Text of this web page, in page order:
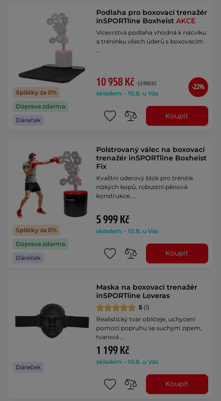
Splátky za 0%
Doprava zdarma
Dáreček
Podlaha pro boxovací trenažér
inSPORTline BoxheistAKCE
Vícevrstvá podlaha vhodná k nácviku
a tréninku všech úderů s boxovacím
…
10 958 Kč 13 990 Kč
skladem – 10.8. u Vás
-22%
Koupit
Splátky za 0%
Doprava zdarma
Dáreček
Polstrovaný válec na boxovací
trenažér inSPORTline Boxheist
Fix
Kvalitní úderový blok pro trénink
nízkých kopů, robustní pěnová
konstrukce, …
5 999 Kč
skladem – 10.8. u Vás
Koupit
Dáreček
Maska na boxovací trenažér
inSPORTline Loveras
5 (1)
Realistický tvar obličeje, uchycení
pomocí popruhu se suchým zipem,
tvarová …
1 199 Kč
skladem – 10.8. u Vás
Koupit